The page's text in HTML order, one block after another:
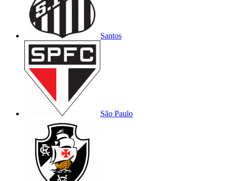
Santos
São Paulo